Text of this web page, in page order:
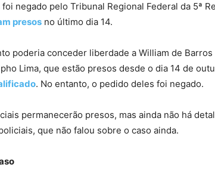
foi negado pelo Tribunal Regional Federal da 5ª
presos no último dia 14.
poderia conceder liberdade a William de
Lima, que estão presos desde o dia 14 de
. No entanto, o pedido deles foi negado.
permanecerão presos, mas ainda não há
que não falou sobre o caso ainda.